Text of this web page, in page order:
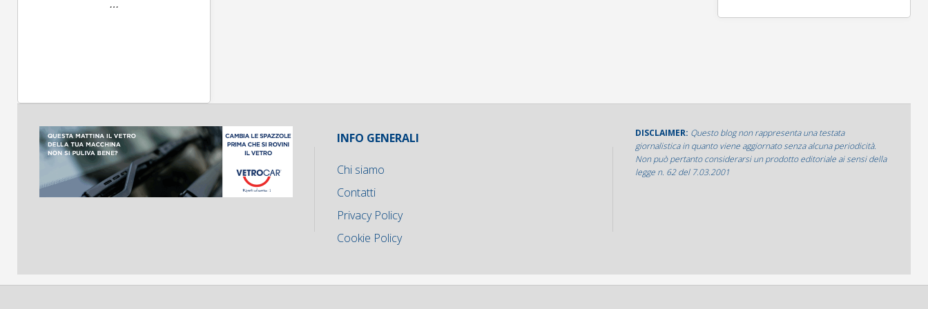
INFO GENERALI
Chi siamo
Contatti
Privacy Policy
Cookie Policy
DISCLAIMER: Questo blog non rappresenta una testata
giornalistica in quanto viene aggiornato senza alcuna periodicità.
Non può pertanto considerarsi un prodotto editoriale ai sensi della
legge n. 62 del 7.03.2001